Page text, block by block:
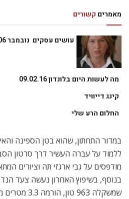
מאמרים קשורים
עושים עסקים  נובמבר 2006
מה לעשות היום בלונדון 09.02.16
קינג דייוויד
החלום הרע שלי
במדור התחתון, שהוא בטן הספינה
ללמוד על עברה העשיר דרך סרטון
מודפסים על גבי ארגזי תה וציורים
בנוסף, בשיפוץ האחרון נעשה צעד
שמשקלה 963